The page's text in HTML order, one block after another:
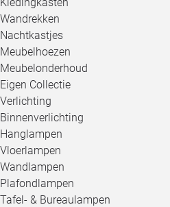
Wandrekken
Nachtkastjes
Meubelhoezen
Meubelonderhoud
Eigen Collectie
Verlichting
Binnenverlichting
Hanglampen
Vloerlampen
Wandlampen
Plafondlampen
Tafel- & Bureaulampen